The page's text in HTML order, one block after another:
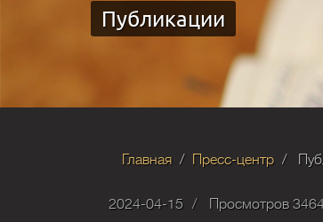
Публикации
Главная Пресс-центр
2024-04-15 Просмотров